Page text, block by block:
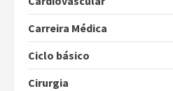
Carreira Médica
Ciclo básico
Cirurgia